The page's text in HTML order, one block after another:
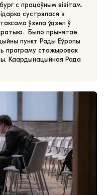
с працоўным візітам.
сустрэлася з
ўзяла ўдзел ў
Было прынятае
пункт Рады Еўропы
праграму стажыровак
Каардынацыйная Рада